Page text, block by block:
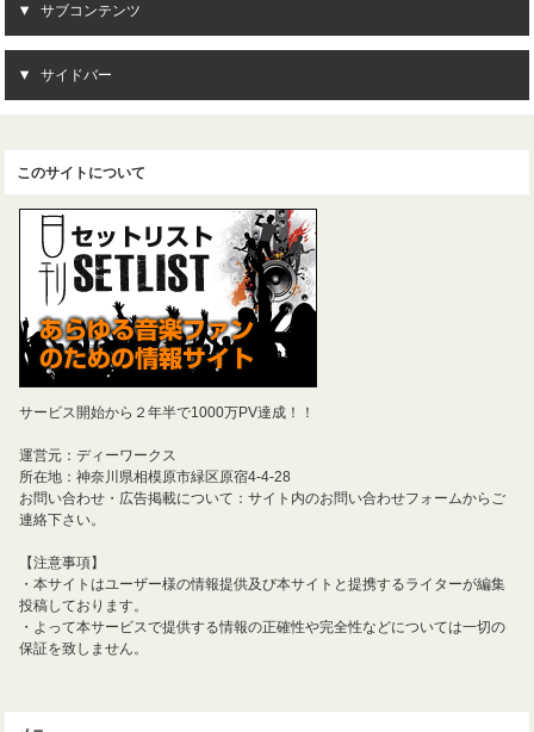
サブコンテンツ
サイドバー
このサイトについて
サービス開始から２年半で1000万PV達成！！
運営元：ディーワークス
所在地：神奈川県相模原市緑区原宿4-4-28
お問い合わせ・広告掲載について：サイト内のお問い合わせフォームからご
連絡下さい。
【注意事項】
・本サイトはユーザー様の情報提供及び本サイトと提携するライターが編集
投稿しております。
・よって本サービスで提供する情報の正確性や完全性などについては一切の
保証を致しません。